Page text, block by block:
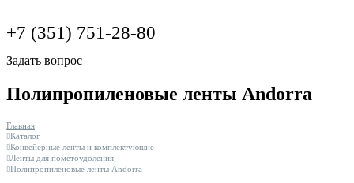
+7 (351) 751-28-80
Задать вопрос
Полипропиленовые ленты Andorra
Главная
Каталог
Конвейерные ленты и комплектующие
Ленты для пометоудоления
Полипропиленовые ленты Andorra